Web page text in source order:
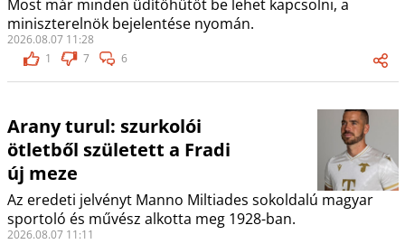
Most már minden üdítőhűtőt be lehet kapcsolni, a
miniszterelnök bejelentése nyomán.
2026.08.07 11:28
1
7 6
Arany turul: szurkolói
ötletből született a Fradi
új meze
Az eredeti jelvényt Manno Miltiades sokoldalú magyar
sportoló és művész alkotta meg 1928-ban.
2026.08.07 11:11